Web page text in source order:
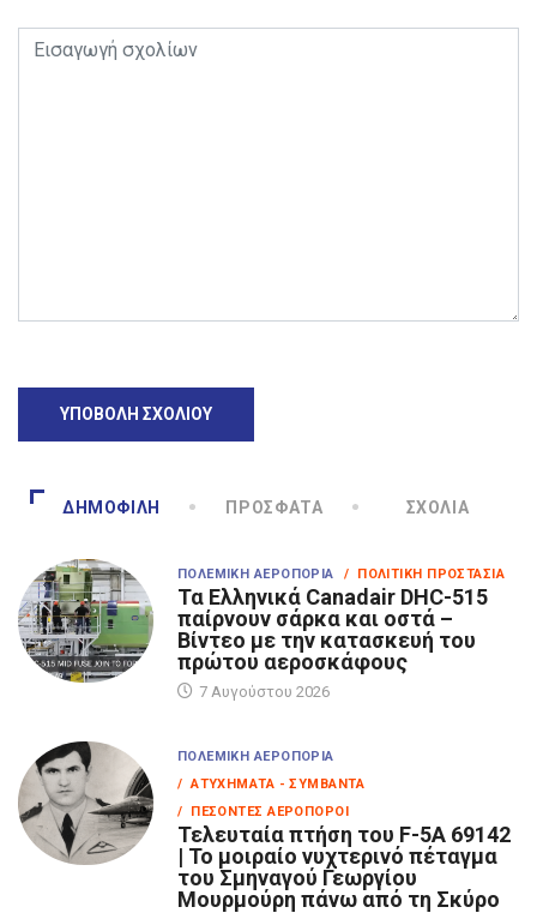
ΔΗΜΟΦΙΛΉ ΠΡΌΣΦΑΤΑ ΣΧΌΛΙΑ
ΠΟΛΕΜΙΚΉ ΑΕΡΟΠΟΡΊΑ / ΠΟΛΙΤΙΚΉ ΠΡΟΣΤΑΣΊΑ
Τα Eλληνικά Canadair DHC-515
παίρνουν σάρκα και οστά –
Βίντεο με την κατασκευή του
πρώτου αεροσκάφους
7 Αυγούστου 2026
ΠΟΛΕΜΙΚΉ ΑΕΡΟΠΟΡΊΑ
/ ΑΤΥΧΉΜΑΤΑ - ΣΥΜΒΆΝΤΑ
/ ΠΕΣΌΝΤΕΣ ΑΕΡΟΠΌΡΟΙ
Τελευταία πτήση του F-5A 69142
| Το μοιραίο νυχτερινό πέταγμα
του Σμηναγού Γεωργίου
Μουρμούρη πάνω από τη Σκύρο